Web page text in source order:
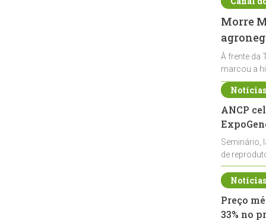
Morre
À frente da
marcou a
ANCP
Seminário,
de
durante a
Preço
33% no